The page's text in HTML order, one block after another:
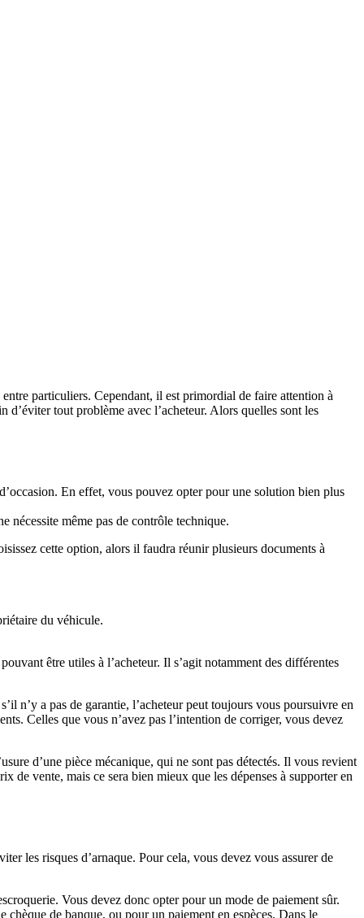
particuliers. Cependant, il est primordial de faire attention à
tout problème avec l’acheteur. Alors quelles sont les
En effet, vous pouvez opter pour une solution bien plus
nécessite même pas de contrôle technique.
cette option, alors il faudra réunir plusieurs documents à
du véhicule.
être utiles à l’acheteur. Il s’agit notamment des différentes
n’y a pas de garantie, l’acheteur peut toujours vous poursuivre en
Celles que vous n’avez pas l’intention de corriger, vous devez
d’une pièce mécanique, qui ne sont pas détectés. Il vous revient
de vente, mais ce sera bien mieux que les dépenses à supporter en
les risques d’arnaque. Pour cela, vous devez vous assurer de
Vous devez donc opter pour un mode de paiement sûr.
de banque, ou pour un paiement en espèces. Dans le